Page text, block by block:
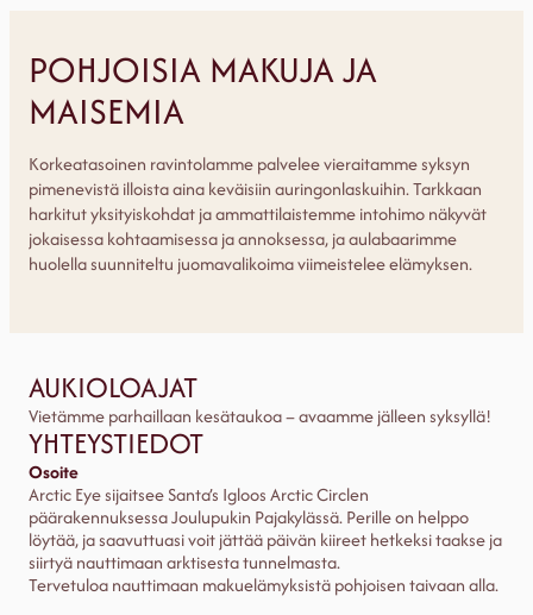
POHJOISIA MAKUJA JA
MAISEMIA
Korkeatasoinen ravintolamme palvelee vieraitamme syksyn
pimenevistä illoista aina keväisiin auringonlaskuihin. Tarkkaan
harkitut yksityiskohdat ja ammattilaistemme intohimo näkyvät
jokaisessa kohtaamisessa ja annoksessa, ja aulabaarimme
huolella suunniteltu juomavalikoima viimeistelee elämyksen.
AUKIOLOAJAT
Vietämme parhaillaan kesätaukoa – avaamme jälleen syksyllä!
YHTEYSTIEDOT
Osoite
Arctic Eye sijaitsee Santa’s Igloos Arctic Circlen
päärakennuksessa Joulupukin Pajakylässä. Perille on helppo
löytää, ja saavuttuasi voit jättää päivän kiireet hetkeksi taakse ja
siirtyä nauttimaan arktisesta tunnelmasta.
Tervetuloa nauttimaan makuelämyksistä pohjoisen taivaan alla.